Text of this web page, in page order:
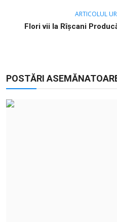
ARTICOLUL
Flori vii la Rîșcani
POSTĂRI